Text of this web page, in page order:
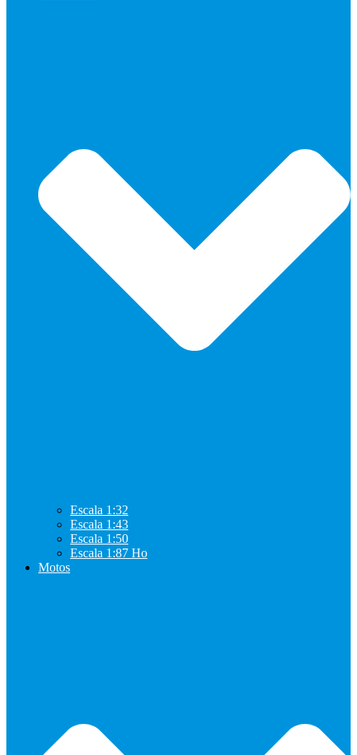
Escala 1:32
Escala 1:43
Escala 1:50
Escala 1:87 Ho
Motos